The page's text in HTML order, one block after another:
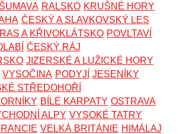
ŠUMAVA RALSKO KRUŠNÉ HORY
ČESKÝ A SLAVKOVSKÝ LES
A KŘIVOKLÁTSKO POVLTAVÍ
ČESKÝ RÁJ
JIZERSKÉ A LUŽICKÉ HORY
VYSOČINA PODYJÍ JESENÍKY
STŘEDOHOŘÍ
BÍLÉ KARPATY OSTRAVA
ALPY VYSOKÉ TATRY
VELKÁ BRITÁNIE HIMÁLAJ